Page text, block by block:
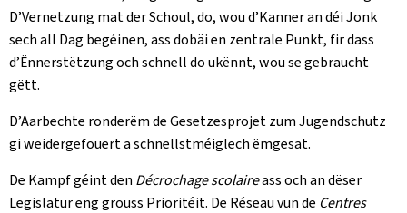
D’Vernetzung mat der Schoul, do, wou d’Kanner an déi Jonk
sech all Dag begéinen, ass dobäi en zentrale Punkt, fir dass
d’Ënnerstëtzung och schnell do ukënnt, wou se gebraucht
gëtt.
D’Aarbechte ronderëm de Gesetzesprojet zum Jugendschutz
gi weidergefouert a schnellstméiglech ëmgesat.
De Kampf géint den Décrochage scolaireass och an dëser
Legislatur eng grouss Prioritéit. De Réseau vun de Centres